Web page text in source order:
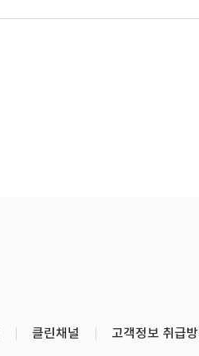
클린채널 고객정보 취급